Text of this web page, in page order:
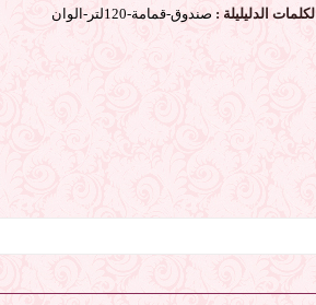
الكلمات الدليليلة : صندوق-قمامة-120لتر-الوان